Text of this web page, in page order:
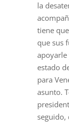
la
tiene
que sus
apoyarle
estado
para
asunto.
seguido,